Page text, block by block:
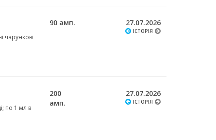
чарункові
90 амп. 27.07.2026
ІСТОРІЯ
по 1 мл в
200
амп.
27.07.2026
ІСТОРІЯ